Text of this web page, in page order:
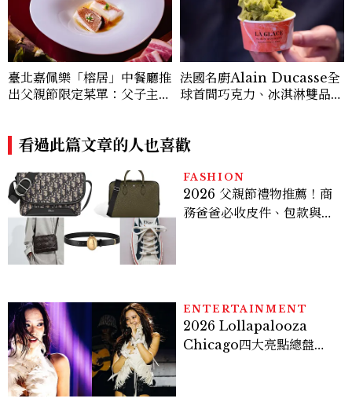
臺北嘉佩樂「榕居」中餐廳推
出父親節限定菜單：父子主廚
之味
法國名廚Alain Ducasse全
球首間巧克力、冰淇淋雙品牌
看過此篇文章的人也喜歡
FASHION
2026 父親節禮物推薦！商
務爸爸必收皮件、包款與鞋
ENTERTAINMENT
2026 Lollapalooza
Chicago四大亮點總盤